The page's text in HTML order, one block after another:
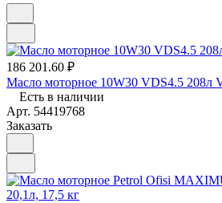
186 201.60 ₽
Масло моторное 10W30 VDS4.5 208л
Есть в наличии
Арт. 54419768
Заказать